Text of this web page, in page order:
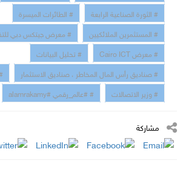
# الثورة الصناعية الرابعة
# الطائرات الميسرة
# المستثمرين الملائكيين
# معرض جيتكس دبي
# معرض Cairo ICT
# تحليل البيانات
# صناديق رأس المال المخاطر ، صناديق الاستثمار
# وزير الاتصالات
# #عالم_رقمي #alamrakamy
مشاركة